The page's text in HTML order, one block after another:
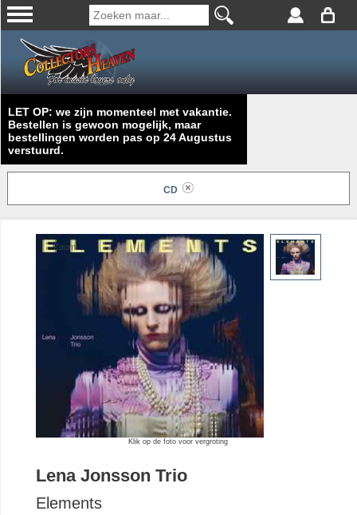
LET OP: we zijn momenteel met vakantie.
Bestellen is gewoon mogelijk, maar
bestellingen worden pas op 24 Augustus
verstuurd.
CD
Zoom
Klik op de foto voor vergroting
Lena Jonsson Trio
Elements